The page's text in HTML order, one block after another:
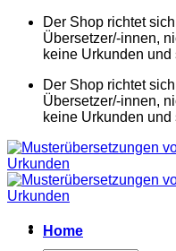
Zum
springen
Der Shop richtet
Übersetzer/-innen,
keine Urkunden
Der Shop richtet
Übersetzer/-innen,
keine Urkunden
Home